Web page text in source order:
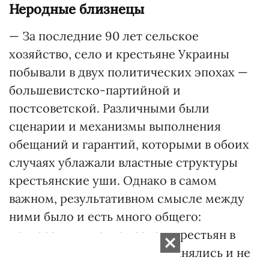
Неродные близнецы
— За последние 90 лет сельское
хозяйство, село и крестьяне Украины
побывали в двух политических эпохах —
большевистско-партийной и
постсоветской. Различными были
сценарии и механизмы выполнения
обещаний и гарантий, которыми в обоих
случаях ублажали властные структуры
крестьянские уши. Однако в самом
важном, результативном смысле между
ними было и есть много общего:
декларации в пользу села и крестьян в
большинстве своем не выполнялись и не